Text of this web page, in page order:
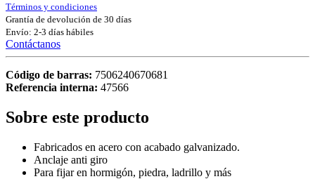
Términos y condiciones
Grantía de devolución de 30 días
Envío: 2-3 días hábiles
Contáctanos
Código de barras: 7506240670681
Referencia interna: 47566
Sobre este producto
Fabricados en acero con acabado galvanizado.
Anclaje anti giro
Para fijar en hormigón, piedra, ladrillo y más